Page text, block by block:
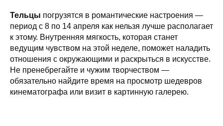
Тельцы погрузятся в романтические настроения —
период с 8 по 14 апреля как нельзя лучше располагает
к этому. Внутренняя мягкость, которая станет
ведущим чувством на этой неделе, поможет наладить
отношения с окружающими и раскрыться в искусстве.
Не пренебрегайте и чужим творчеством —
обязательно найдите время на просмотр шедевров
кинематографа или визит в картинную галерею.